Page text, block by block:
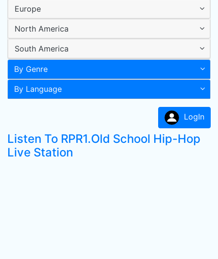
Europe
North America
South America
By Genre
By Language
LogIn
Listen To RPR1.Old School Hip-Hop
Live Station